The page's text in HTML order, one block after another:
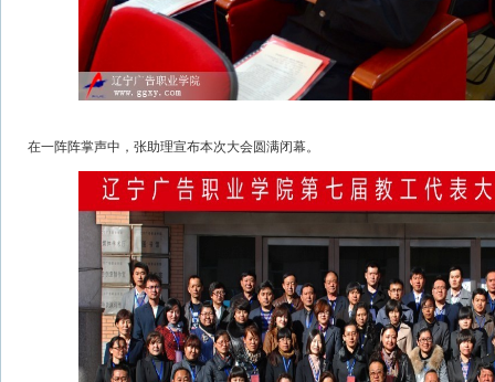
在一阵阵掌声中，张助理宣布本次大会圆满闭幕。